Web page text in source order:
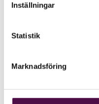
Inställningar
Statistik
Marknadsföring